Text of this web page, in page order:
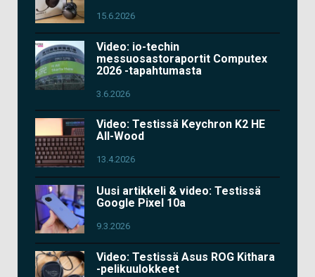
15.6.2026
Video: io-techin
messuosastoraportit Computex
2026 -tapahtumasta
3.6.2026
Video: Testissä Keychron K2 HE
All-Wood
13.4.2026
Uusi artikkeli & video: Testissä
Google Pixel 10a
9.3.2026
Video: Testissä Asus ROG Kithara
-pelikuulokkeet